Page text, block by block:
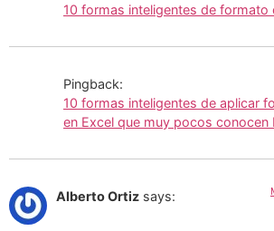
10 formas inteligentes de formato
Pingback:
10 formas inteligentes de aplicar
en Excel que muy pocos conocen
Alberto Ortiz says: